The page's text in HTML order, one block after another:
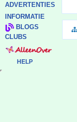
ADVERTENTIES
INFORMATIE
BLOGS
CLUBS
HELP